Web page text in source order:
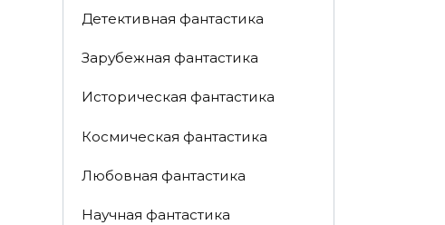
Детективная фантастика
Зарубежная фантастика
Историческая фантастика
Космическая фантастика
Любовная фантастика
Научная фантастика